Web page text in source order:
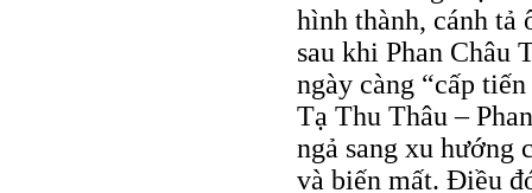
hình thành, cánh tả
sau khi Phan Châu
ngày càng “cấp
Tạ Thu Thâu –
ngả sang xu hướng
và biến mất. Điều